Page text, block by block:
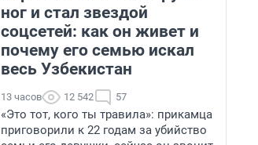
ног и стал звездой
соцсетей: как он живет и
почему его семью искал
весь Узбекистан
13 часов 12 542 57
«Это тот, кого ты травила»: прикамца
приговорили к 22 годам за убийство